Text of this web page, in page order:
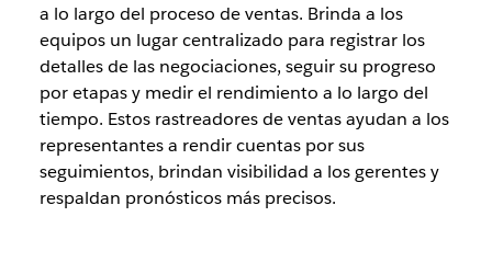
a lo largo del proceso de ventas. Brinda a los
equipos un lugar centralizado para registrar los
detalles de las negociaciones, seguir su progreso
por etapas y medir el rendimiento a lo largo del
tiempo. Estos rastreadores de ventas ayudan a los
representantes a rendir cuentas por sus
seguimientos, brindan visibilidad a los gerentes y
respaldan pronósticos más precisos.